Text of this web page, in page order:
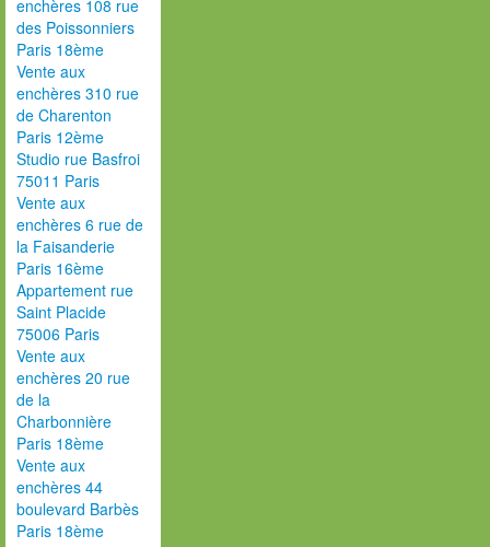
enchères 108 rue
des Poissonniers
Paris 18ème
Vente aux
enchères 310 rue
de Charenton
Paris 12ème
Studio rue Basfroi
75011 Paris
Vente aux
enchères 6 rue de
la Faisanderie
Paris 16ème
Appartement rue
Saint Placide
75006 Paris
Vente aux
enchères 20 rue
de la
Charbonnière
Paris 18ème
Vente aux
enchères 44
boulevard Barbès
Paris 18ème